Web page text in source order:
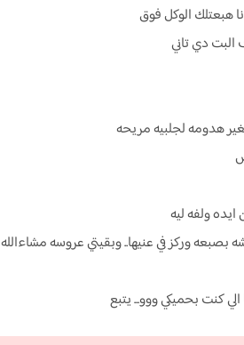
هبعتلك الوكل فوق
دي تاني
هدومه لجلبيه مريحه
ولفه ليه
وركز في عنيها.. وبقيتي عروسه مشاءالله
كنت بحميكي ووو... يتبع